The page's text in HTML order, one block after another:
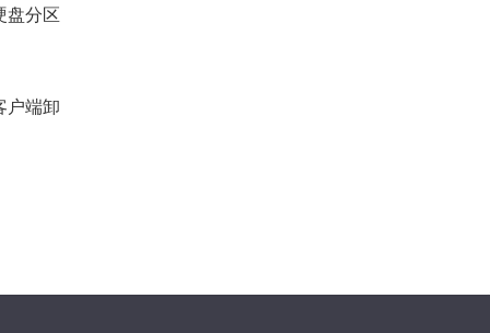
盘分区
户端卸